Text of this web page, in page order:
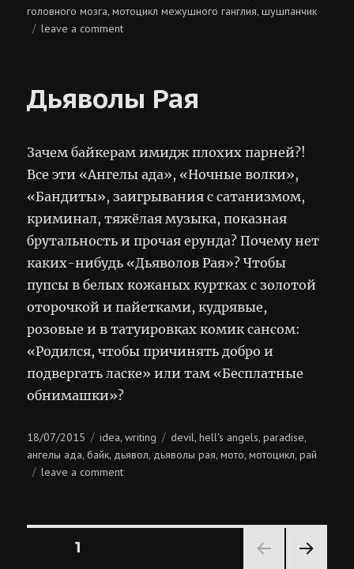
головного мозга,мотоцикл межушного ганглия,шушпанчик
leave a commenton
Дьяволы Рая
Зачем байкерам имидж плохих парней?!
Все эти «Ангелы ада», «Ночные волки»,
«Бандиты», заигрывания с сатанизмом,
криминал, тяжёлая музыка, показная
брутальность и прочая ерунда? Почему нет
каких-нибудь «Дьяволов Рая»? Чтобы
пупсы в белых кожаных куртках с золотой
оторочкой и пайетками, кудрявые,
розовые и в татуировках комик сансом:
«Родился, чтобы причинять добро и
подвергать ласке» или там «Бесплатные
обнимашки»?
Posted
on
18/07/2015 Categories
idea,writing Tags
devil,hell's angels,paradise,
ангелы ада,байк, дьявол, дьяволы рая,мото,мотоцикл,рай
leave a commenton
Posts
PAGE1